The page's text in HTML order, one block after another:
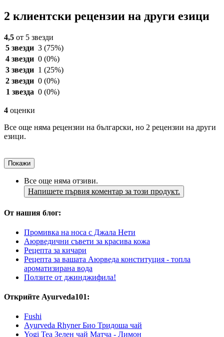
2 клиентски рецензии на други езици
4,5 от 5 звезди
5 звезди 3 (75%)
4 звезди 0 (0%)
3 звезди 1 (25%)
2 звезди 0 (0%)
1 звезда 0 (0%)
4 оценки
Все още няма рецензии на български, но 2 рецензии на други
езици.
Покажи
Все още няма отзиви.
Напишете първия коментар за този продукт.
От нашия блог:
Промивка на носа с Джала Нети
Аюрведични съвети за красива кожа
Рецепта за кичари
Рецепта за вашата Аюрведа конституция - топла
ароматизирана вода
Ползите от джинджифила!
Открийте Ayurveda101:
Fushi
Ayurveda Rhyner Био Тридоша чай
Yogi Tea Зелен чай Матча - Лимон